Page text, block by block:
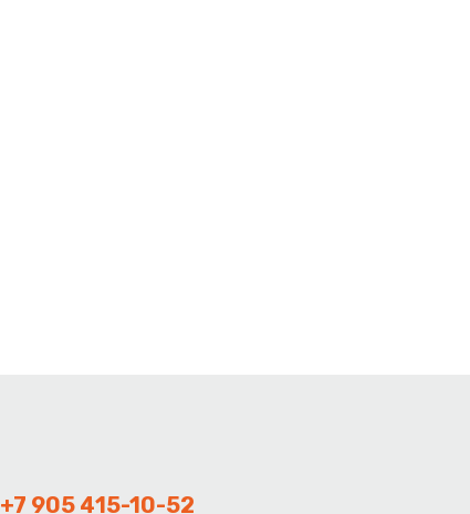
+7 905 415-10-52